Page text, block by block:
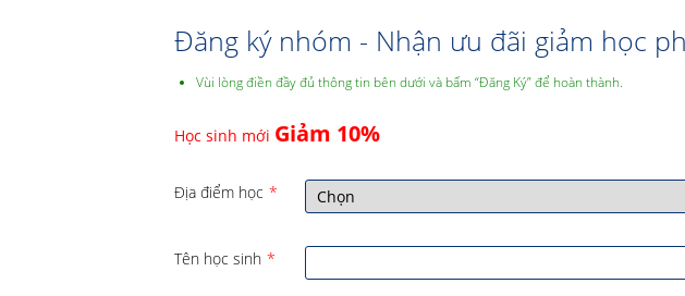
Đăng ký nhóm - Nhận ưu đãi giảm học
Vùi lòng điền đầy đủ thông tin bên dưới và bấm “Đăng Ký” để hoàn thành.
Học sinh mới Giảm 10%
Địa điểm học *
Tên học sinh *